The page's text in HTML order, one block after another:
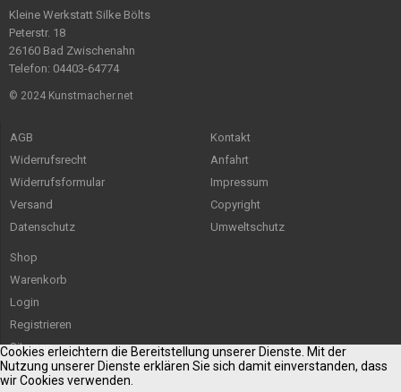
Kleine Werkstatt Silke Bölts
Peterstr. 18
26160 Bad Zwischenahn
Telefon: 04403-64774
© 2024 Kunstmacher.net
AGB
Widerrufsrecht
Widerrufsformular
Versand
Datenschutz
Kontakt
Anfahrt
Impressum
Copyright
Umweltschutz
Shop
Warenkorb
Login
Registrieren
Sitemap
Cookies erleichtern die Bereitstellung unserer Dienste. Mit der
Nutzung unserer Dienste erklären Sie sich damit einverstanden, dass
wir Cookies verwenden.